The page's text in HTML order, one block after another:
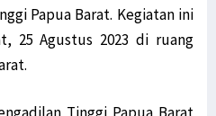
Papua Barat. Kegiatan ini
25 Agustus 2023 di ruang